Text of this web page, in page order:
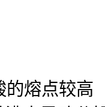
的熔点较